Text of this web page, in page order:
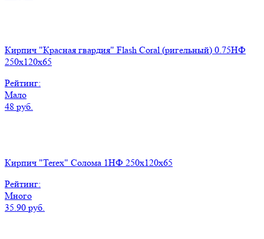
Кирпич "Красная гвардия" Flash Coral (ригельный) 0.75НФ
250x120x65
Рейтинг:
Мало
48 руб.
Кирпич "Terex" Солома 1НФ 250х120х65
Рейтинг:
Много
35.90 руб.